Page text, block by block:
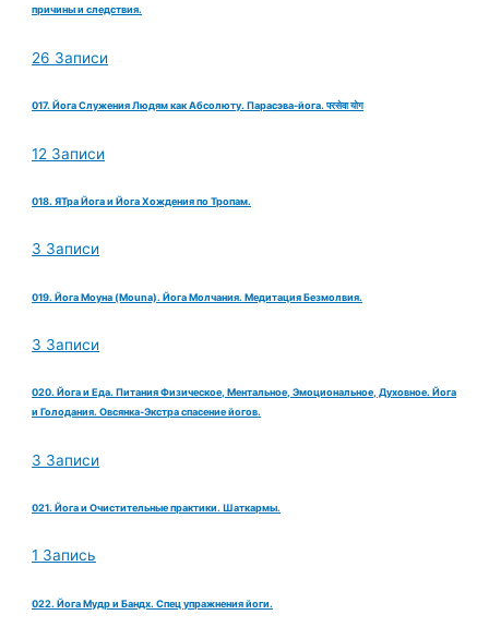
причины и следствия.
26 Записи
017. Йога Служения Людям как Абсолюту. Парасэва-йога. परसेवा योग
12 Записи
018. ЯТра Йога и Йога Хождения по Тропам.
3 Записи
019. Йога Моуна (Mouna). Йога Молчания. Медитация Безмолвия.
3 Записи
020. Йога и Еда. Питания Физическое, Ментальное, Эмоциональное, Духовное. Йога
и Голодания. Овсянка-Экстра спасение йогов.
3 Записи
021. Йога и Очистительные практики. Шаткармы.
1 Запись
022. Йога Мудр и Бандх. Спец упражнения йоги.